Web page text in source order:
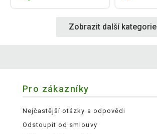
Zobrazit další kategorie
Pro zákazníky
Nejčastější otázky a odpovědi
Odstoupit od smlouvy